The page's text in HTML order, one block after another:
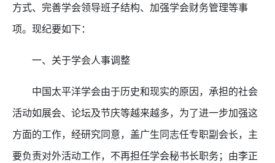
方式、完善学会领导班子结构、加强学会财务管理等事
项。现纪要如下：
一、关于学会人事调整
中国太平洋学会由于历史和现实的原因，承担的社会
活动如展会、论坛及节庆等越来越多，为了进一步加强这
方面的工作，经研究同意，盖广生同志任专职副会长，主
要负责对外活动工作，不再担任学会秘书长职务；由李正